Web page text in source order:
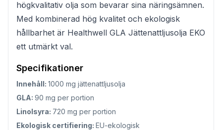
högkvalitativ olja som bevarar sina näringsämnen.
Med kombinerad hög kvalitet och ekologisk
hållbarhet är Healthwell GLA Jättenattljusolja EKO
ett utmärkt val.
Specifikationer
Innehåll: 1000 mg jättenattljusolja
GLA: 90 mg per portion
Linolsyra: 720 mg per portion
Ekologisk certifiering: EU-ekologisk